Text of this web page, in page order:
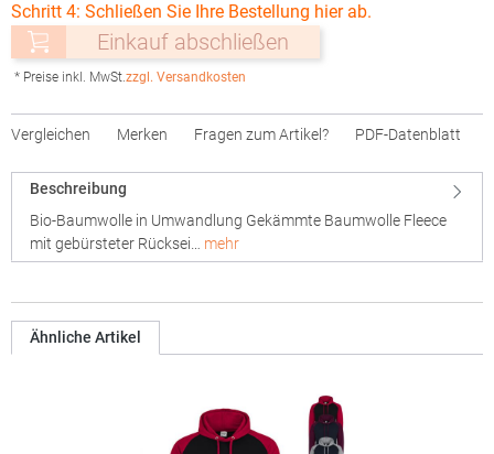
Schritt 4: Schließen Sie Ihre Bestellung hier ab.
Einkauf abschließen
* Preise inkl. MwSt.zzgl. Versandkosten
Vergleichen Merken Fragen zum Artikel? PDF-Datenblatt
Beschreibung
Bio-Baumwolle in Umwandlung Gekämmte Baumwolle Fleece
mit gebürsteter Rücksei… mehr
Ähnliche Artikel